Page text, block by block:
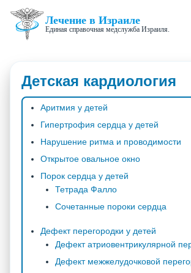
Лечение в Израиле
Единая справочная медслужба Израиля.
Детская кардиология
Аритмия у детей
Гипертрофия сердца у детей
Нарушение ритма и проводимости
Открытое овальное окно
Порок сердца у детей
Тетрада Фалло
Сочетанные пороки сердца
Дефект перегородки у детей
Дефект атриовентрикулярной
Дефект межжелудочковой